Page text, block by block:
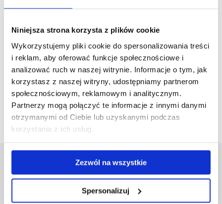
Niniejsza strona korzysta z plików cookie
Wykorzystujemy pliki cookie do spersonalizowania treści
i reklam, aby oferować funkcje społecznościowe i
analizować ruch w naszej witrynie. Informacje o tym, jak
korzystasz z naszej witryny, udostępniamy partnerom
społecznościowym, reklamowym i analitycznym.
Partnerzy mogą połączyć te informacje z innymi danymi
otrzymanymi od Ciebie lub uzyskanymi podczas
korzystania z ich usług.
Zezwól na wszystkie
Spersonalizuj
została powołana Wydziałowa Komisja Wyborcza w składzie:
dr hab. prof. UR Władysław Masiarz
ks. dr Piotr Steczkowski
mgr Izabela Trojnar
mgr Elżbieta Harasymowicz
stud. Aleksandra Szuba
Uniwersytet Rzeszowski
Al. Tadeusza Rejtana 16C
35-959 Rzeszów